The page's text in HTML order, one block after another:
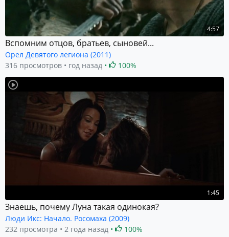
4:57
Вспомним отцов, братьев, сыновей...
Орел Девятого легиона (2011)
316 просмотров
год назад 100%
1:45
Знаешь, почему Луна такая одинокая?
Люди Икс: Начало. Росомаха (2009)
232 просмотра
2 года назад 100%